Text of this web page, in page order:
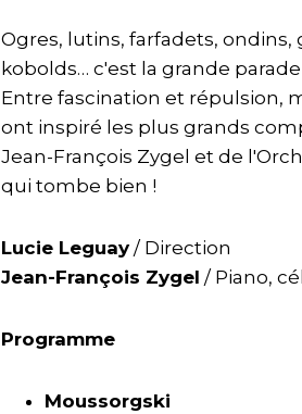
Ogres, lutins, farfadets,
kobolds… c'est la grande
Entre fascination et répulsion,
ont inspiré les plus grands
Jean-François Zygel et de
qui tombe bien !
Lucie Leguay/ Direction
Jean-François Zygel / Piano,
Programme
Moussorgski